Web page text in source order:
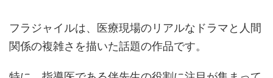
フラジャイルは、医療現場のリアルなドラマと人間
関係の複雑さを描いた話題の作品です。